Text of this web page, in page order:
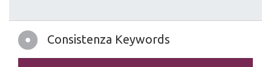
Consistenza Keywords